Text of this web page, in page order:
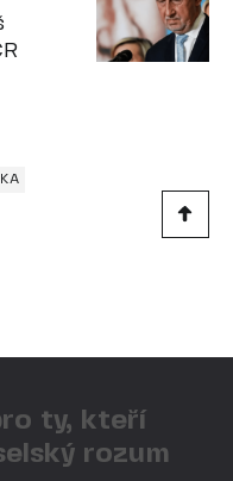
ty, kteří
rozum